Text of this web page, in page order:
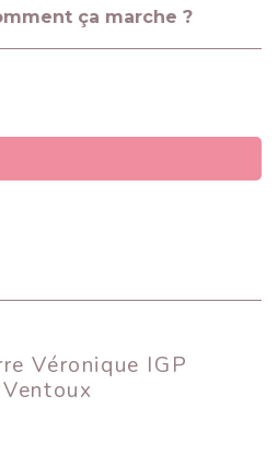
ça marche ?
Véronique IGP